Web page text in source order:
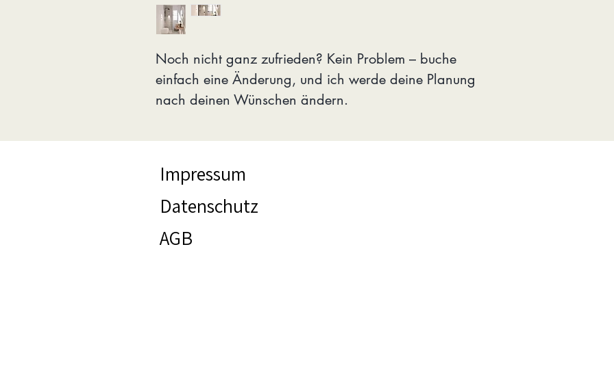
Noch nicht ganz zufrieden? Kein Problem – buche
einfach eine Änderung, und ich werde deine Planung
nach deinen Wünschen ändern.
Impressum
Datenschutz
AGB